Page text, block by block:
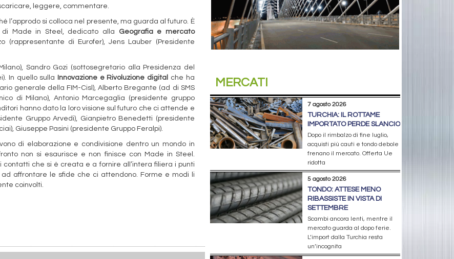
leggere, commentare.
l’approdo si colloca nel presente, ma guarda al futuro. È
Made in Steel, dedicato alla
Geografia e mercato
di Eurofer), Jens Lauber (Presidente
Sandro Gozi (sottosegretario alla Presidenza del
In quello sulla Innovazione e Rivoluzione digital
che ha
generale della FIM-Cisl), Alberto Bregante (ad di SMS
di Milano), Antonio Marcegaglia (presidente gruppo
hanno dato la loro visione sul futuro che ci attende e
Gruppo Arvedi), Gianpietro Benedetti (presidente
Giuseppe Pasini (presidente Gruppo Feralpi).
di elaborazione e condivisione dentro un mondo in
non si esaurisce e non finisce con Made in Steel.
che si è creata e a fornire all’intera filiera i punti
affrontare le sfide che ci attendono. Forme e modi li
coinvolti.
MERCATI
7 agosto 2026
TURCHIA: IL ROTTAME
IMPORTATO PERDE SLANCIO
Dopo il rimbalzo di fine luglio,
acquisti più cauti e tondo debole
frenano il mercato. Offerta Ue
ridotta
5 agosto 2026
TONDO: ATTESE MENO
RIBASSISTE IN VISTA DI
SETTEMBRE
Scambi ancora lenti, mentre il
mercato guarda al dopo ferie.
L’import dalla Turchia resta
un’incognita